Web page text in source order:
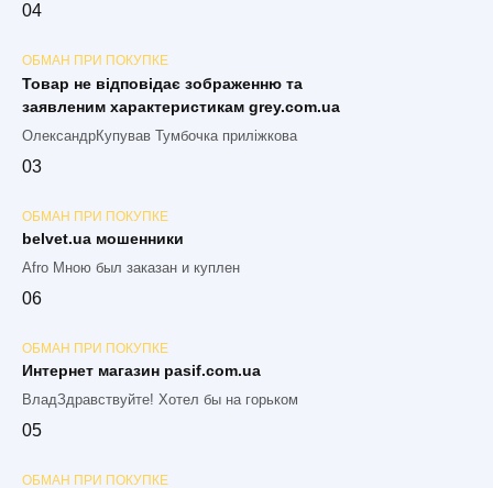
04
ОБМАН ПРИ ПОКУПКЕ
Товар не відповідає зображенню та
заявленим характеристикам grey.com.ua
ОлександрКупував Тумбочка приліжкова
03
ОБМАН ПРИ ПОКУПКЕ
belvet.ua мошенники
Afro Мною был заказан и куплен
06
ОБМАН ПРИ ПОКУПКЕ
Интернет магазин pasif.com.ua
ВладЗдравствуйте! Хотел бы на горьком
05
ОБМАН ПРИ ПОКУПКЕ